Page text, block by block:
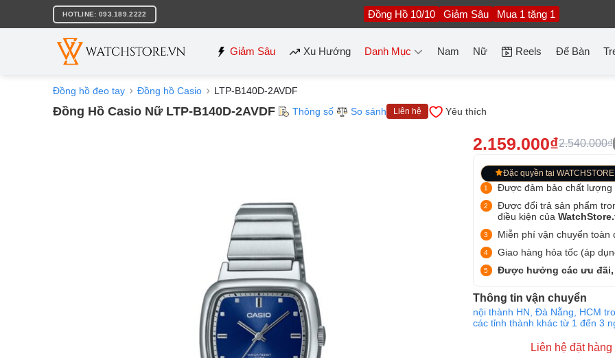
nội
HOTLINE: 093.189.2222 Đồng Hồ 10/10 Giảm Sâu Mua 1 tặng 1
Giảm Sâu Xu Hướng Danh Mục Nam Nữ Reels Để Bàn
Đồng hồ đeo tay Đồng hồ Casio LTP-B140D-2AVDF
Đồng Hồ Casio Nữ LTP-B140D-2AVDF Thông số So sánh Liên hệ Yêu thích
2.159.000₫2.540.000₫
Đặc quyền tại WATCHSTORE
Được đảm bảo chất lượng
Được đổi trả sản phẩm
điều kiện của
Miễn phí vận chuyển toàn
Giao hàng hỏa tốc (áp
Được hưởng các ưu đãi,
Thông tin vận chuyển
nội thành HN, Đà Nẵng, HCM
các tỉnh thành khác từ 1 đến 3
Liên hệ đặt hàng